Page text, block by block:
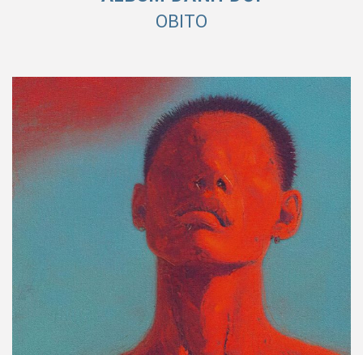
OBITO